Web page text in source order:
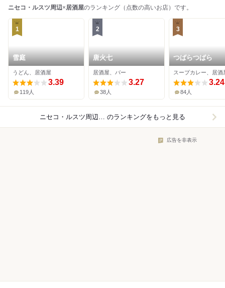
ニセコ・ルスツ周辺×居酒屋のランキング（点数の高いお店）です。
1
雪庭
うどん、居酒屋
3.39
119人
2
唐火七
居酒屋、バー
3.27
38人
3
つばらつばら
スープカレー、居酒
3.24
84人
ニセコ・ルスツ周辺×居酒屋 のランキングをもっと見る
広告を非表示